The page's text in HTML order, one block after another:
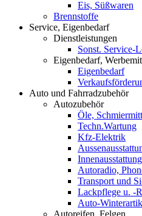
Eis, Süßwaren
Brennstoffe
Service, Eigenbedarf
Dienstleistungen
Sonst. Service-
Eigenbedarf,
Eigenbedarf
Auto und Fahrradzubehör
Autozubehör
Öle,
Techn.Wartung
Kfz-Elektrik
Innenausstattung
Autoradio,
Transport und
Lackpflege u. -
Auto-
Autoreifen, Felgen